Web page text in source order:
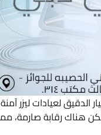
الدقيق لعيادات ليزر آمنة
هناك رقابة صارمة،